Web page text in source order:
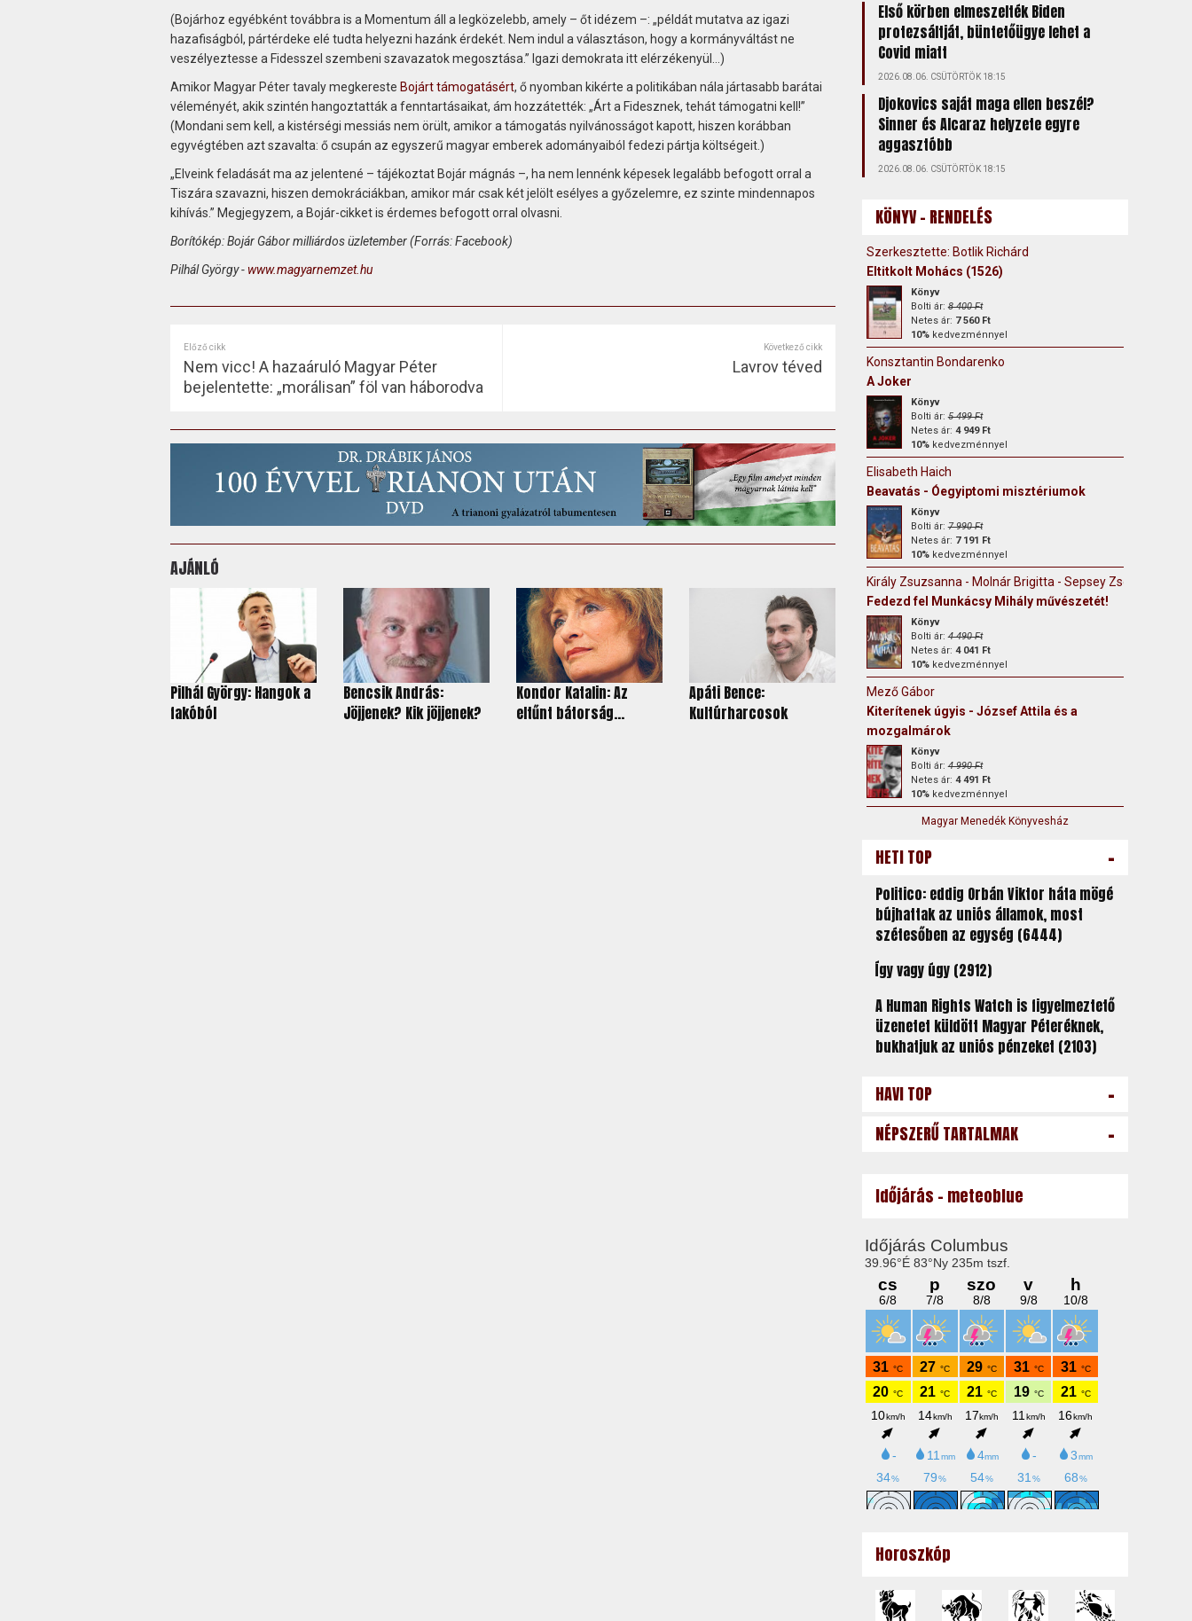
(Bojárhoz egyébként továbbra is a Momentum áll a legközelebb, amely – őt idézem –: „példát mutatva az igazi
hazafiságból, pártérdeke elé tudta helyezni hazánk érdekét. Nem indul a választáson, hogy a kormányváltást ne
veszélyeztesse a Fidesszel szembeni szavazatok megosztása.” Igazi demokrata itt elérzékenyül…)
Amikor Magyar Péter tavaly megkereste Bojárt támogatásért, ő nyomban kikérte a politikában nála jártasabb barátai
véleményét, akik szintén hangoztatták a fenntartásaikat, ám hozzátették: „Árt a Fidesznek, tehát támogatni kell!”
(Mondani sem kell, a kistérségi messiás nem örült, amikor a támogatás nyilvánosságot kapott, hiszen korábban
egyvégtében azt szavalta: ő csupán az egyszerű magyar emberek adományaiból fedezi pártja költségeit.)
„Elveink feladását ma az jelentené – tájékoztat Bojár mágnás –, ha nem lennénk képesek legalább befogott orral a
Tiszára szavazni, hiszen demokráciákban, amikor már csak két jelölt esélyes a győzelemre, ez szinte mindennapos
kihívás.” Megjegyzem, a Bojár-cikket is érdemes befogott orral olvasni.
Borítókép: Bojár Gábor milliárdos üzletember (Forrás: Facebook)
Pilhál György - www.magyarnemzet.hu
Előző cikk
Nem vicc! A hazaáruló Magyar Péter
bejelentette: „morálisan” föl van háborodva
Következő cikk
Lavrov téved
AJÁNLÓ
Pilhál György: Hangok a
fakóból
Bencsik András:
Jöjjenek? Kik jöjjenek?
Kondor Katalin: Az
eltűnt bátorság...
Apáti Bence:
Kultúrharcosok
Első körben elmeszelték Biden
protezsáltját, büntetőügye lehet a
Covid miatt
2026.08.06. CSÜTÖRTÖK 18:15
Djokovics saját maga ellen beszél?
Sinner és Alcaraz helyzete egyre
aggasztóbb
2026.08.06. CSÜTÖRTÖK 18:15
KÖNYV - RENDELÉS
Szerkesztette: Botlik Richárd
Eltitkolt Mohács (1526)
Könyv
Bolti ár:8 400 Ft
Netes ár: 7 560 Ft
10%kedvezménnyel
Konsztantin Bondarenko
A Joker
Könyv
Bolti ár:5 499 Ft
Netes ár: 4 949 Ft
10%kedvezménnyel
Elisabeth Haich
Beavatás - Óegyiptomi misztériumok
Könyv
Bolti ár:7 990 Ft
Netes ár: 7 191 Ft
10%kedvezménnyel
Király Zsuzsanna - Molnár Brigitta - Sepsey Zsófia
Fedezd fel Munkácsy Mihály művészetét!
Könyv
Bolti ár:4 490 Ft
Netes ár: 4 041 Ft
10%kedvezménnyel
Mező Gábor
Kiterítenek úgyis - József Attila és a
mozgalmárok
Könyv
Bolti ár:4 990 Ft
Netes ár: 4 491 Ft
10%kedvezménnyel
Magyar Menedék Könyvesház
HETI TOP -
Politico: eddig Orbán Viktor háta mögé
bújhattak az uniós államok, most
szétesőben az egység (6444)
Így vagy úgy (2912)
A Human Rights Watch is figyelmeztető
üzenetet küldött Magyar Péteréknek,
bukhatjuk az uniós pénzeket (2103)
HAVI TOP -
NÉPSZERŰ TARTALMAK -
Időjárás - meteoblue
Horoszkóp